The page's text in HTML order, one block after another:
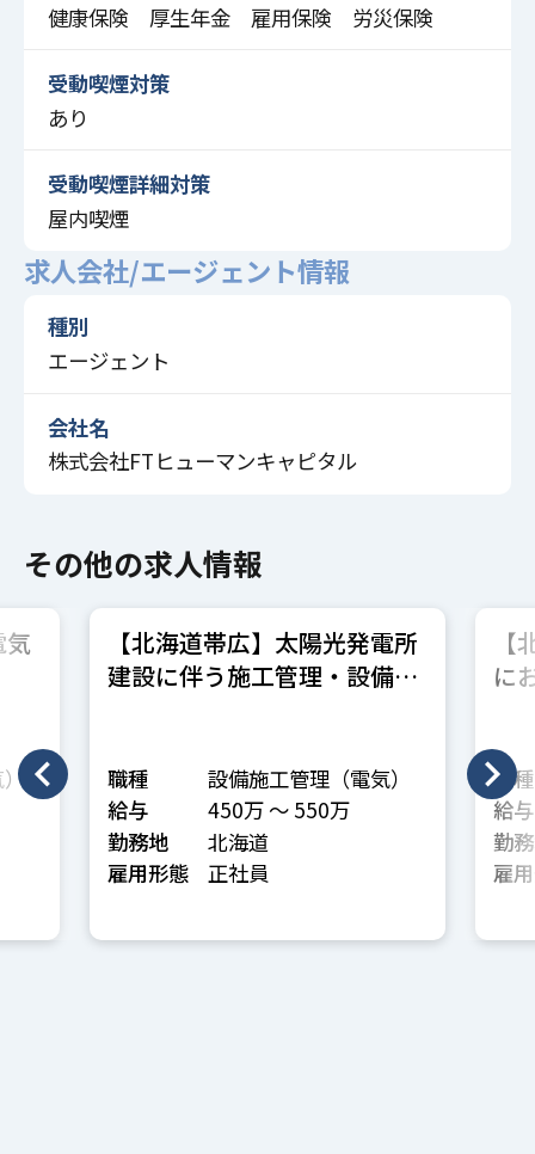
健康保険 厚生年金 雇用保険 労災保険
受動喫煙対策
あり
受動喫煙詳細対策
屋内喫煙
求人会社/エージェント情報
種別
エージェント
会社名
株式会社FTヒューマンキャピタル
その他の求人情報
気
【北海道帯広】太陽光発電所
建設に伴う施工管理・設備管
職種
設備施工管理（電気）
給与
450万 〜 550万
勤務地
北海道
雇用形態
正社員
に
職種
給与
勤
雇